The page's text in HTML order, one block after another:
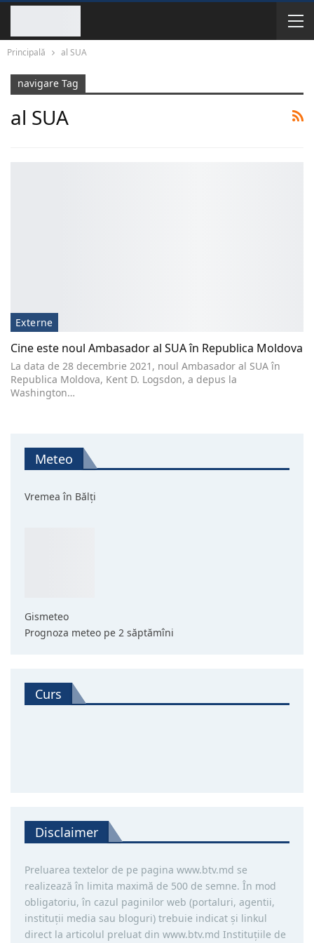
Principală al SUA
navigare Tag
al SUA
Externe
Cine este noul Ambasador al SUA în Republica Moldova
La data de 28 decembrie 2021, noul Ambasador al SUA în
Republica Moldova, Kent D. Logsdon, a depus la
Washington…
Meteo
Vremea în Bălți
Gismeteo
Prognoza meteo pe 2 săptămîni
Curs
Disclaimer
Preluarea textelor de pe pagina www.btv.md se
realizează în limita maximă de 500 de semne. În mod
obligatoriu, în cazul paginilor web (portaluri, agentii,
instituţii media sau bloguri) trebuie indicat şi linkul
direct la articolul preluat din www.btv.md Instituţiile de